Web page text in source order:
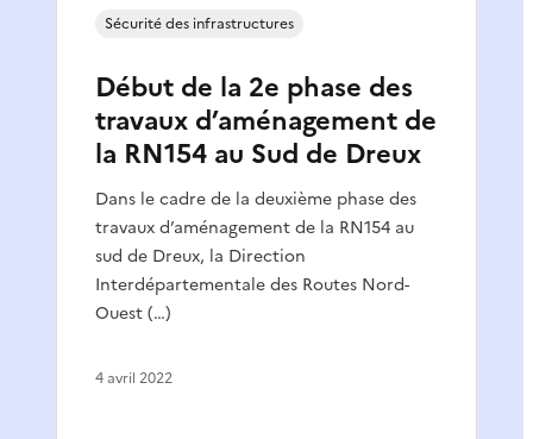
Début de la 2e phase des
travaux d’aménagement de
la RN154 au Sud de Dreux
Dans le cadre de la deuxième phase des
travaux d’aménagement de la RN154 au
sud de Dreux, la Direction
Interdépartementale des Routes Nord-
Ouest (…)
Sécurité des infrastructures
4 avril 2022